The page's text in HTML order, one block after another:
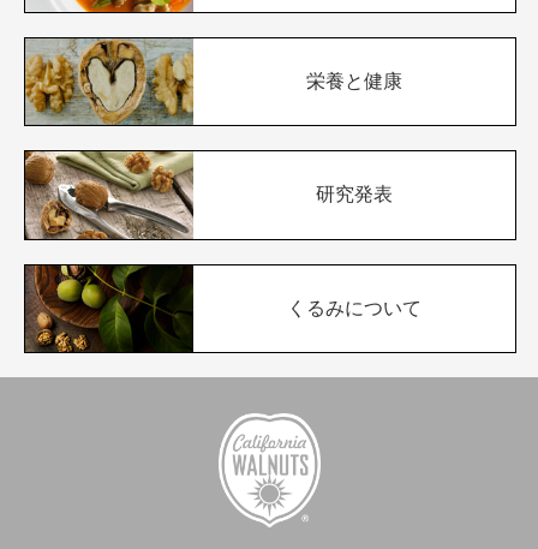
栄養と健康
研究発表
くるみについて